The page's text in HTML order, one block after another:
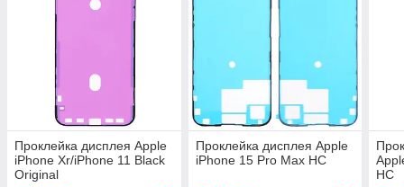
Проклейка дисплея Apple
iPhone Xr/iPhone 11 Black
Original
Проклейка дисплея Apple
iPhone 15 Pro Max HC
HC